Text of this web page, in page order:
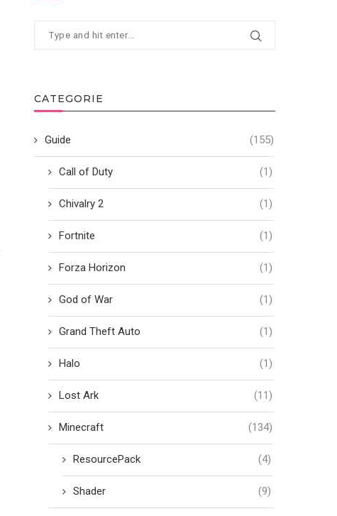
CATEGORIE
Guide (155)
Call of Duty (1)
Chivalry 2 (1)
Fortnite (1)
Forza Horizon (1)
God of War (1)
Grand Theft Auto (1)
Halo (1)
Lost Ark (11)
Minecraft (134)
ResourcePack (4)
Shader (9)